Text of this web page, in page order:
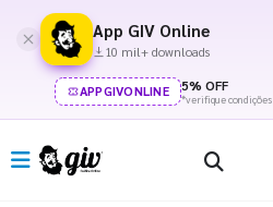
App GIV Online
10 mil+ downloads
APPGIVONLINE 5% OFF
*verifique condições